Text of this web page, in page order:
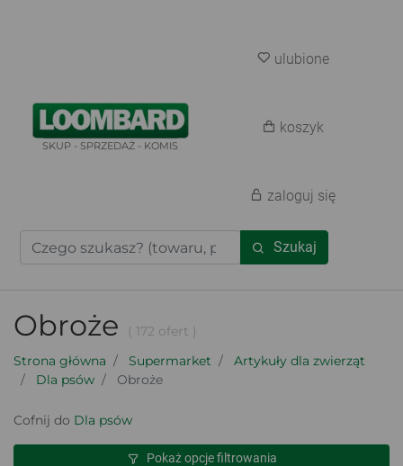
SKUP - SPRZEDAŻ - KOMIS
Szukaj
ulubione
koszyk
zaloguj się
Obroże
( 172 ofert )
Strona główna
Supermarket
Artykuły dla zwierząt
Dla psów
Obroże
Cofnij do Dla psów
Pokaż opcje filtrowania